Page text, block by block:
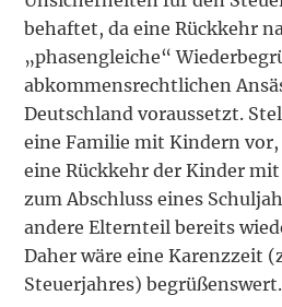
behaftet, da eine Rückkehr
„phasengleiche“
abkommensrechtlichen
Deutschland voraussetzt.
eine Familie mit Kindern
eine Rückkehr der Kinder
zum Abschluss eines
andere Elternteil bereits
Daher wäre eine Karenzzeit
Steuerjahres) begrüßenswert.